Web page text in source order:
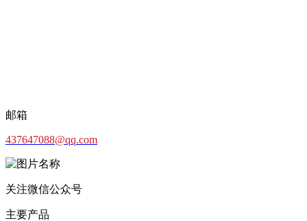
邮箱
437647088@qq.com
关注微信公众号
主要产品